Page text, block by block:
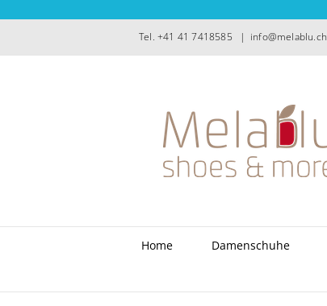
Tel. +41 41 7418585 | info@melablu.ch
Home Damenschuhe